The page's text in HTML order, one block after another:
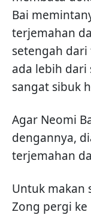
Bai
terjemahan
setengah dari
ada lebih dari
sangat sibuk
Agar Neomi
dengannya,
terjemahan
Untuk makan
Zong pergi